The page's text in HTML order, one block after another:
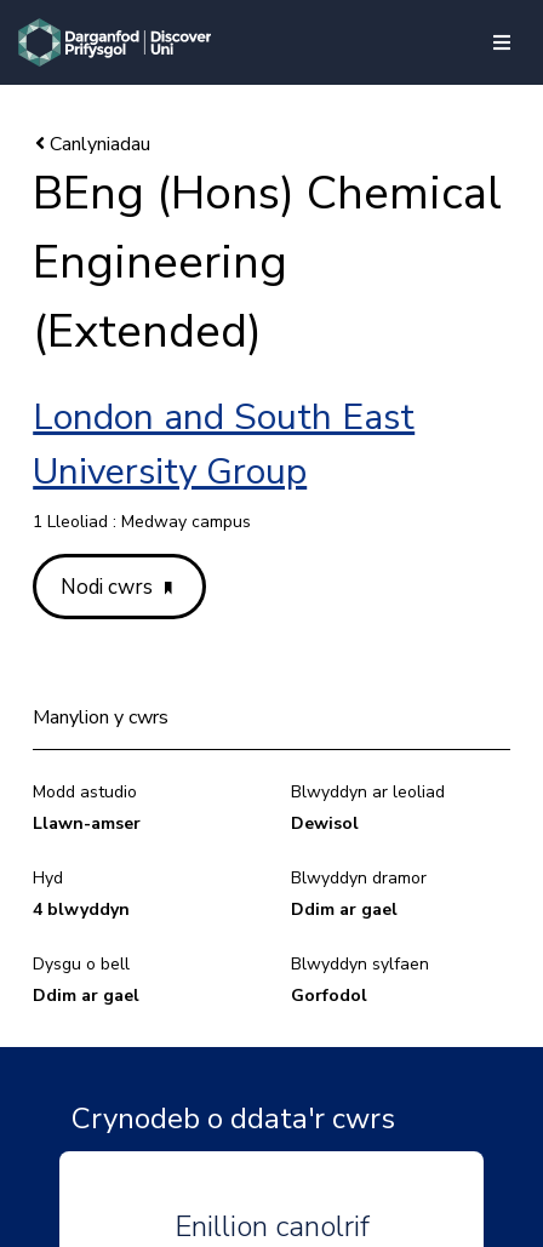
skip to main content
BEng (Hons) Chemical
Engineering
(Extended)
London and South East
University Group
1 Lleoliad : Medway campus
Nodi cwrs
Manylion y cwrs
Modd astudio
Llawn-amser
Hyd
4 blwyddyn
Dysgu o bell
Ddim ar gael
Blwyddyn ar leoliad
Dewisol
Blwyddyn dramor
Ddim ar gael
Blwyddyn sylfaen
Gorfodol
Crynodeb o ddata'r cwrs
Enillion canolrif